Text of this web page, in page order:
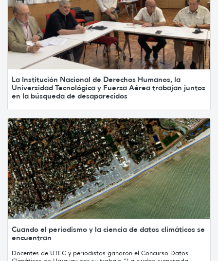
La Institución Nacional de Derechos Humanos, la
Universidad Tecnológica y Fuerza Aérea trabajan juntos
en la búsqueda de desaparecidos
Cuando el periodismo y la ciencia de datos climáticos se
encuentran
Docentes de UTEC y periodistas ganaron el Concurso Datos